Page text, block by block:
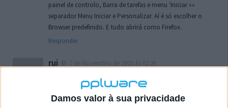
Damos valor à sua privacidade
painel de controlo, Barra de tarefas e menu ‘Iniciar »»
separador Menu Iniciar e Personalizar. Aí é só escolher o
Browser predefinido. E tudo abrirá como Firefox.
Responder
rui
localizaçao referida n se encontra la nada k me permita por
o firefox como browser predefenido
Ja percorri o painel